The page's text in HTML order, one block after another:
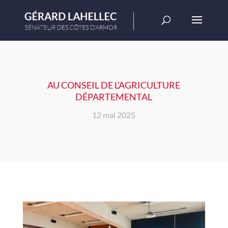
AU CONSEIL DE L’AGRICULTURE
DÉPARTEMENTAL
12 mai 2025